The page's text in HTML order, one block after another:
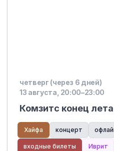
четверг (через 6 дней)
13 августа, 20:00–23:00
Комзитс конец лета
Хайфа концерт
входные билеты Иврит